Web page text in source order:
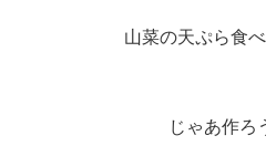
山菜の天ぷら食
じゃあ作ろ